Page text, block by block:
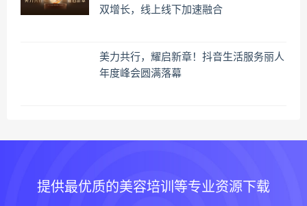
双增长，线上线下加速融合
美力共行，耀启新章！抖音生活服务丽人
年度峰会圆满落幕
提供最优质的美容培训等专业资源下载